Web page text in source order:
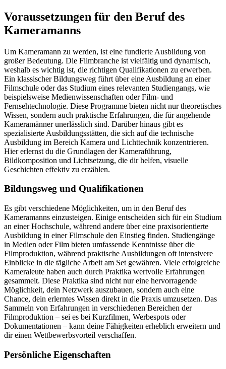
Voraussetzungen für den Beruf des
Kameramanns
Um Kameramann zu werden, ist eine fundierte Ausbildung von
großer Bedeutung. Die Filmbranche ist vielfältig und dynamisch,
weshalb es wichtig ist, die richtigen Qualifikationen zu erwerben.
Ein klassischer Bildungsweg führt über eine Ausbildung an einer
Filmschule oder das Studium eines relevanten Studiengangs, wie
beispielsweise Medienwissenschaften oder Film- und
Fernsehtechnologie. Diese Programme bieten nicht nur theoretisches
Wissen, sondern auch praktische Erfahrungen, die für angehende
Kameramänner unerlässlich sind. Darüber hinaus gibt es
spezialisierte Ausbildungsstätten, die sich auf die technische
Ausbildung im Bereich Kamera und Lichttechnik konzentrieren.
Hier erlernst du die Grundlagen der Kameraführung,
Bildkomposition und Lichtsetzung, die dir helfen, visuelle
Geschichten effektiv zu erzählen.
Bildungsweg und Qualifikationen
Es gibt verschiedene Möglichkeiten, um in den Beruf des
Kameramanns einzusteigen. Einige entscheiden sich für ein Studium
an einer Hochschule, während andere über eine praxisorientierte
Ausbildung in einer Filmschule den Einstieg finden. Studiengänge
in Medien oder Film bieten umfassende Kenntnisse über die
Filmproduktion, während praktische Ausbildungen oft intensivere
Einblicke in die tägliche Arbeit am Set gewähren. Viele erfolgreiche
Kameraleute haben auch durch Praktika wertvolle Erfahrungen
gesammelt. Diese Praktika sind nicht nur eine hervorragende
Möglichkeit, dein Netzwerk auszubauen, sondern auch eine
Chance, dein erlerntes Wissen direkt in die Praxis umzusetzen. Das
Sammeln von Erfahrungen in verschiedenen Bereichen der
Filmproduktion – sei es bei Kurzfilmen, Werbespots oder
Dokumentationen – kann deine Fähigkeiten erheblich erweitern und
dir einen Wettbewerbsvorteil verschaffen.
Persönliche Eigenschaften